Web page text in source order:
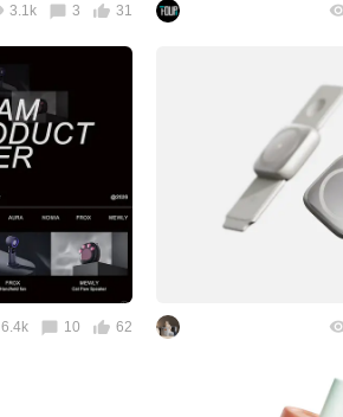
3.1k 3 31
6.4k 10 62